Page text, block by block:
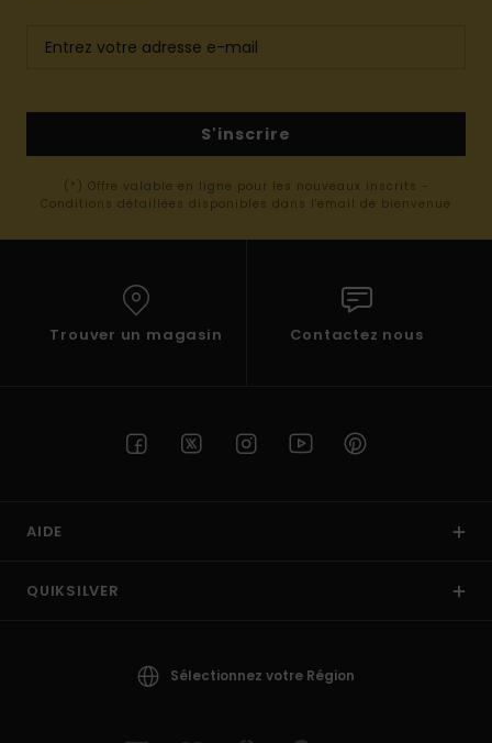
S'inscrire
(*) Offre valable en ligne pour les nouveaux inscrits -
Conditions détaillées disponibles dans l'email de bienvenue
Trouver un magasin Contactez nous
AIDE
QUIKSILVER
Sélectionnez votre Région